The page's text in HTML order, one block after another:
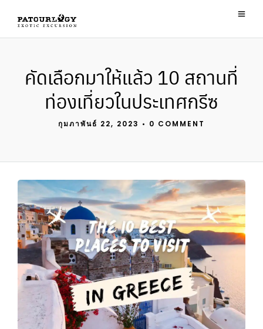
คัดเลือกมาให้แล้ว 10 สถานที่
ท่องเที่ยวในประเทศกรีซ
กุมภาพันธ์ 22, 2023 • 0 COMMENT